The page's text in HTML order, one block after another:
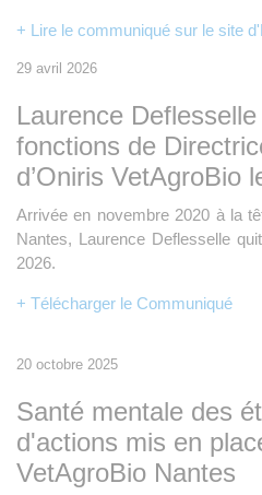
+ Lire le communiqué sur le site
29 avril 2026
Laurence
fonctions de
d’Oniris VetAgroBio
Arrivée en novembre 2020 à la
Nantes, Laurence Deflesselle
2026.
+ Télécharger le Communiqué
20 octobre 2025
Santé mentale des
d'actions mis en
VetAgroBio Nantes